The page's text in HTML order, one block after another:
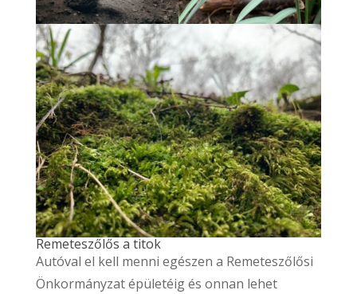
Remeteszőlős a titok
Autóval el kell menni egészen a Remeteszőlősi
Önkormányzat épületéig és onnan lehet